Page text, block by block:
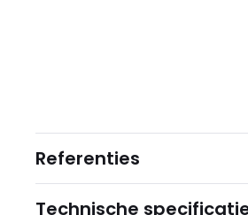
Referenties
Technische